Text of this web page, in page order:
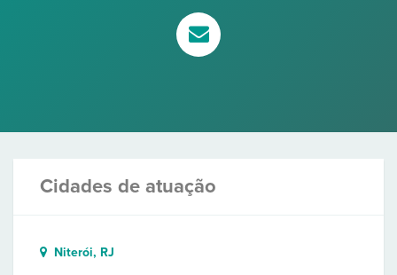
Cidades de atuação
Niterói, RJ